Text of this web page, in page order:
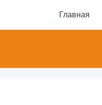
Главная